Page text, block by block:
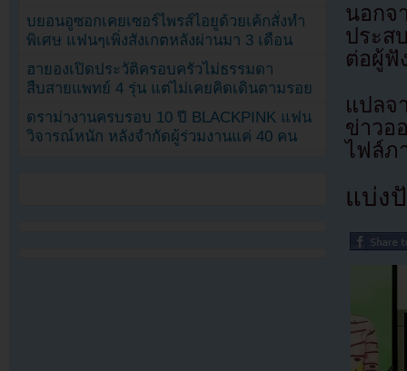
นอกจ
ประส
ต่อผู้ฟั
แปลจ
ข่าวอ
ไฟล์ภ
แบ่ง
บยอนอูซอกเคยเซอร์ไพรส์ไอยูด้วยเค้กสั่งทำ
พิเศษ แฟนๆเพิ่งสังเกตหลังผ่านมา 3 เดือน
ฮายองเปิดประวัติครอบครัวไม่ธรรมดา
สืบสายแพทย์ 4 รุ่น แต่ไม่เคยคิดเดินตามรอย
ดราม่างานครบรอบ 10 ปี BLACKPINK แฟน
วิจารณ์หนัก หลังจำกัดผู้ร่วมงานแค่ 40 คน